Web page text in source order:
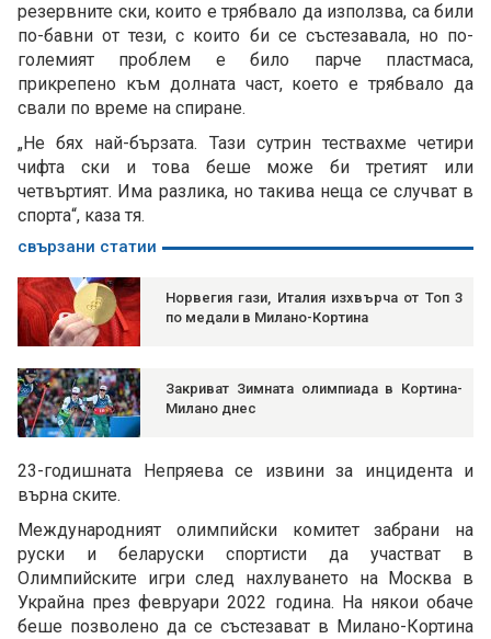
резервните ски, които е трябвало да използва, са били
по-бавни от тези, с които би се състезавала, но по-
големият проблем е било парче пластмаса,
прикрепено към долната част, което е трябвало да
свали по време на спиране.
„Не бях най-бързата. Тази сутрин тествахме четири
чифта ски и това беше може би третият или
четвъртият. Има разлика, но такива неща се случват в
спорта“, каза тя.
свързани статии
Норвегия гази, Италия изхвърча от Топ 3
по медали в Милано-Кортина
Закриват Зимната олимпиада в Кортина-
Милано днес
23-годишната Непряева се извини за инцидента и
върна ските.
Международният олимпийски комитет забрани на
руски и беларуски спортисти да участват в
Олимпийските игри след нахлуването на Москва в
Украйна през февруари 2022 година. На някои обаче
беше позволено да се състезават в Милано-Кортина